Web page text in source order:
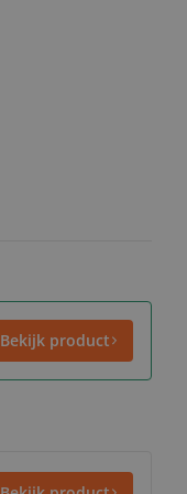
Bekijk product